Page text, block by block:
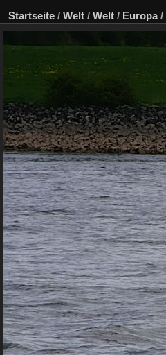
Startseite / Welt / Welt / Europa/